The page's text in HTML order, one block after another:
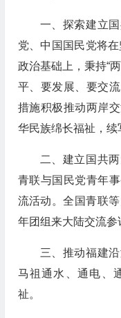
一、探索建立
党、中国国民党将在
政治基础上，秉持“
平、要发展、要交
措施积极推动两岸
华民族绵长福祉，续
二、建立国共
青联与国民党青年
流活动。全国青联
年团组来大陆交流参
三、推动福建
马祖通水、通电、
祉。